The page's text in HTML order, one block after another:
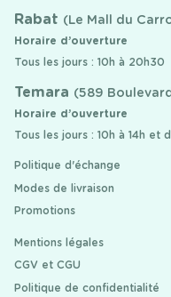
Rabat (Le Mall du
Horaire d’ouverture
Tous les jours : 10h à 20h30
Temara (589
Horaire d’ouverture
Tous les jours : 10h à 14h et
Politique d'échange
Modes de livraison
Promotions
Mentions légales
CGV et CGU
Politique de confidentialité